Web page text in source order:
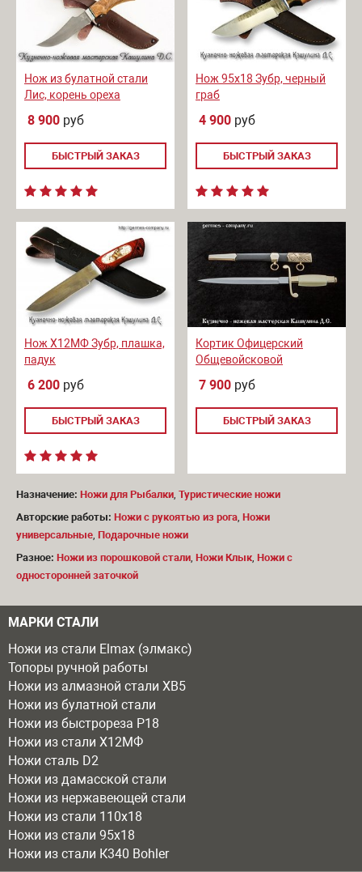
МАРКИ СТАЛИ
Ножи из стали Elmax (элмакс)
Топоры ручной работы
Ножи из алмазной стали ХВ5
Ножи из булатной стали
Ножи из быстрореза Р18
Ножи из стали Х12МФ
Ножи сталь D2
Ножи из дамасской стали
Ножи из нержавеющей стали
Ножи из стали 110х18
Ножи из стали 95х18
Ножи из стали К340 Bohler
Нож из булатной стали
Лис, корень ореха
8 900 руб
БЫСТРЫЙ ЗАКАЗ
Нож 95х18 Зубр, черный
граб
4 900 руб
БЫСТРЫЙ ЗАКАЗ
Нож Х12МФ Зубр, плашка,
падук
6 200 руб
БЫСТРЫЙ ЗАКАЗ
Кортик Офицерский
Общевойсковой
7 900 руб
БЫСТРЫЙ ЗАКАЗ
Назначение: Ножи для Рыбалки, Туристические ножи
Авторские работы: Ножи с рукоятью из рога, Ножи
универсальные, Подарочные ножи
Разное: Ножи из порошковой стали, Ножи Клык, Ножи с
односторонней заточкой